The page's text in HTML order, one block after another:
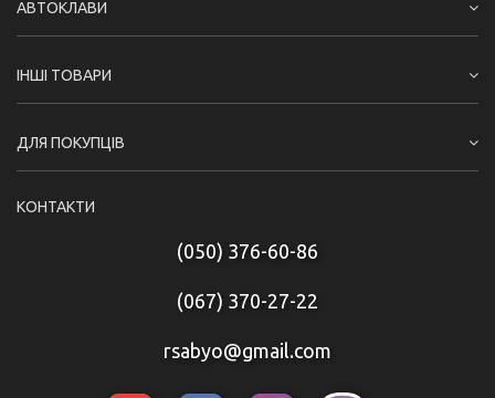
АВТОКЛАВИ
ІНШІ ТОВАРИ
ДЛЯ ПОКУПЦІВ
КОНТАКТИ
(050) 376-60-86
(067) 370-27-22
rsabyo@gmail.com